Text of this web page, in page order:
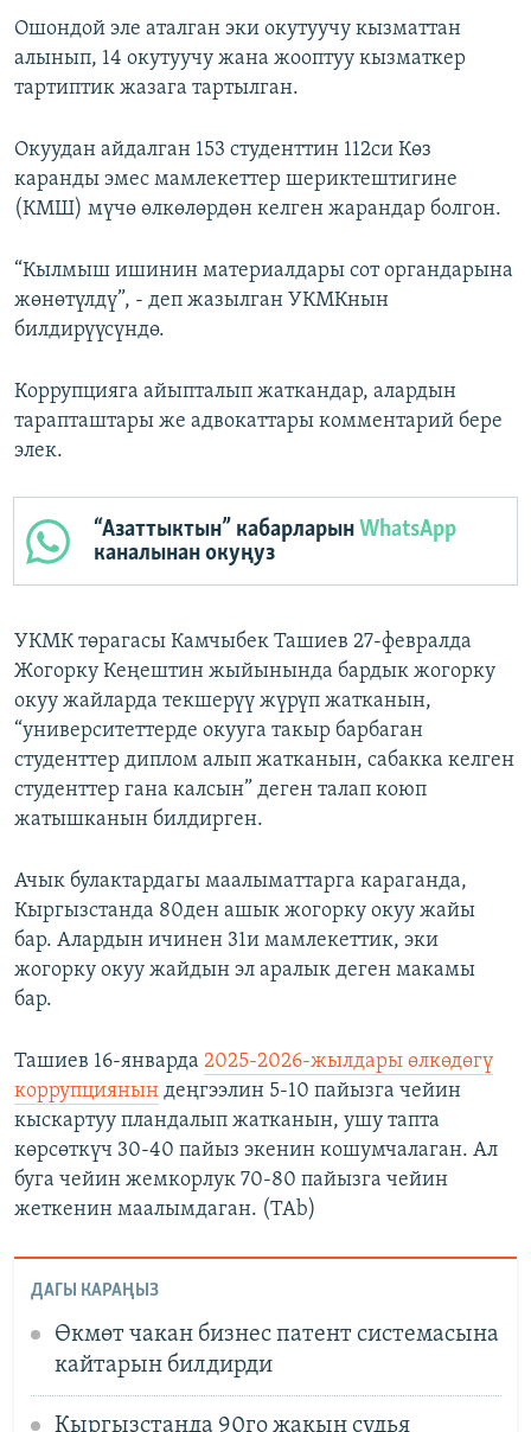
Ошондой эле аталган эки окутуучу кызматтан
алынып, 14 окутуучу жана жооптуу кызматкер
тартиптик жазага тартылган.
Окуудан айдалган 153 студенттин 112си Көз
каранды эмес мамлекеттер шериктештигине
(КМШ) мүчө өлкөлөрдөн келген жарандар болгон.
“Кылмыш ишинин материалдары сот органдарына
жөнөтүлдү”, - деп жазылган УКМКнын
билдирүүсүндө.
Коррупцияга айыпталып жаткандар, алардын
тарапташтары же адвокаттары комментарий бере
элек.
“Азаттыктын” кабарларынWhatsApp
каналынан окуңуз
УКМК төрагасы Камчыбек Ташиев 27-февралда
Жогорку Кеңештин жыйынында бардык жогорку
окуу жайларда текшерүү жүрүп жатканын,
“университеттерде окууга такыр барбаган
студенттер диплом алып жатканын, сабакка келген
студенттер гана калсын” деген талап коюп
жатышканын билдирген.
Ачык булактардагы маалыматтарга караганда,
Кыргызстанда 80ден ашык жогорку окуу жайы
бар. Алардын ичинен 31и мамлекеттик, эки
жогорку окуу жайдын эл аралык деген макамы
бар.
Ташиев 16-январда 2025-2026-жылдары өлкөдөгү
коррупциянын деңгээлин 5-10 пайызга чейин
кыскартуу пландалып жатканын, ушу тапта
көрсөткүч 30-40 пайыз экенин кошумчалаган. Ал
буга чейин жемкорлук 70-80 пайызга чейин
жеткенин маалымдаган. (TAb)
ДАГЫ КАРАҢЫЗ
Өкмөт чакан бизнес патент системасына
кайтарын билдирди
Кыргызстанда 90го жакын судья